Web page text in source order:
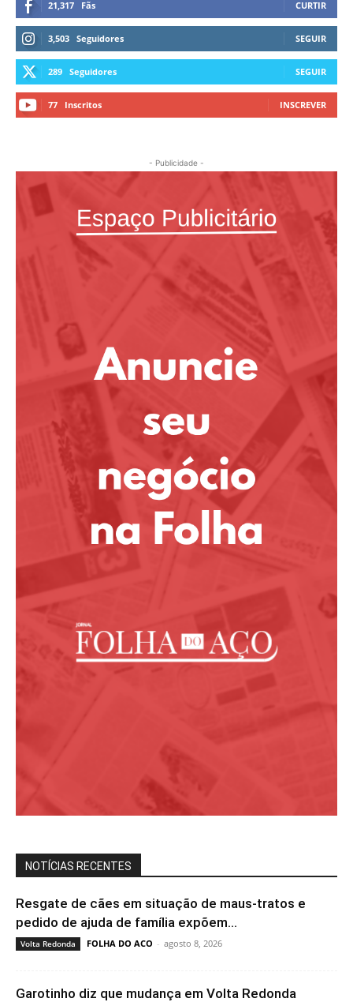
21,317 Fãs CURTIR
3,503 Seguidores SEGUIR
289 Seguidores SEGUIR
77 Inscritos INSCREVER
- Publicidade -
NOTÍCIAS RECENTES
Resgate de cães em situação de maus-tratos e
pedido de ajuda de família expõem...
Volta Redonda FOLHA DO ACO - agosto 8, 2026
Garotinho diz que mudança em Volta Redonda